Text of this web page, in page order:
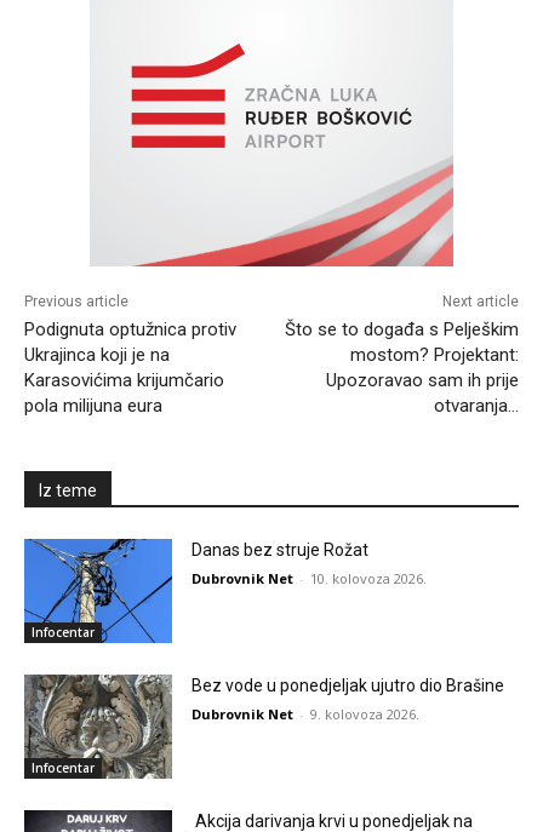
Previous article
Podignuta optužnica protiv
Ukrajinca koji je na
Karasovićima krijumčario
pola milijuna eura
Next article
Što se to događa s Pelješkim
mostom? Projektant:
Upozoravao sam ih prije
otvaranja…
Iz teme
Infocentar
Danas bez struje Rožat
Dubrovnik Net - 10. kolovoza 2026.
Infocentar
Bez vode u ponedjeljak ujutro dio Brašine
Dubrovnik Net - 9. kolovoza 2026.
Akcija darivanja krvi u ponedjeljak na